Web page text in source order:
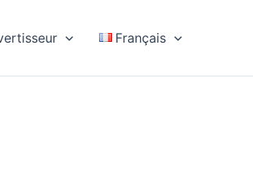
Français